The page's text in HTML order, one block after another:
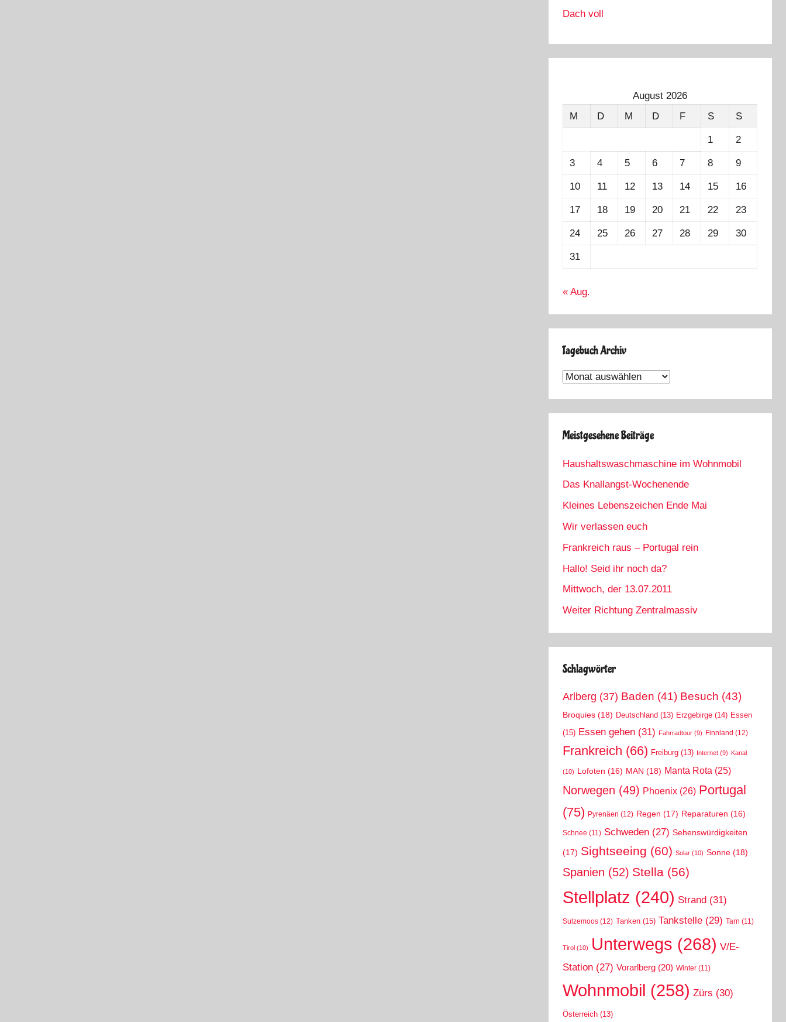
Dach voll
August 2026
M
D M D F S S
1 2
3 4 5 6 7 8 9
10 11 12 13 14 15 16
17 18 19 20 21 22 23
24 25 26 27 28 29 30
31
« Aug.
Tagebuch Archiv
Tagebuch
Meistgesehene Beiträge
Haushaltswaschmaschine im Wohnmobil
Das Knallangst-Wochenende
Kleines Lebenszeichen Ende Mai
Wir verlassen euch
Frankreich raus – Portugal rein
Hallo! Seid ihr noch da?
Mittwoch, der 13.07.2011
Weiter Richtung Zentralmassiv
Schlagwörter
Arlberg (37) Baden (41) Besuch (43)
Broquies (18) Deutschland (13) Erzgebirge (14) Essen
(15) Essen gehen (31) Fahrradtour (9) Finnland (12)
Frankreich (66) Freiburg (13) Internet (9) Kanal
(10) Lofoten (16) MAN (18) Manta Rota (25)
Norwegen (49) Phoenix (26) Portugal
(75) Pyrenäen (12) Regen (17) Reparaturen (16)
Schnee (11) Schweden (27) Sehenswürdigkeiten
(17) Sightseeing (60) Solar (10) Sonne (18)
Spanien (52) Stella (56)
Stellplatz (240) Strand (31)
Sulzemoos (12) Tanken (15) Tankstelle (29) Tarn (11)
Tirol (10) Unterwegs (268) V/E-
Station (27) Vorarlberg (20) Winter (11)
Wohnmobil (258) Zürs (30)
Österreich (13)